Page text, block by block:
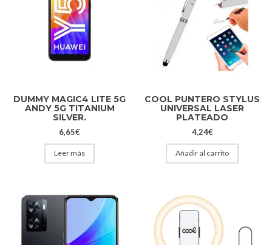
DUMMY MAGIC4 LITE 5G
ANDY 5G TITANIUM
SILVER.
6,65€
Leer más
COOL PUNTERO STYLUS
UNIVERSAL LASER
PLATEADO
4,24€
Añadir al carrito